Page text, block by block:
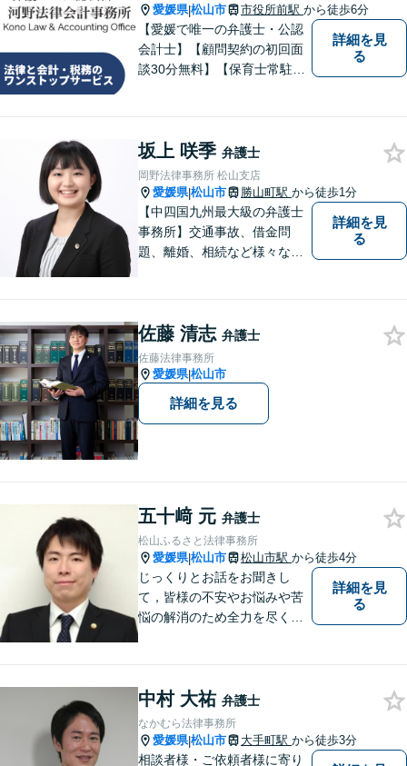
愛媛県|松山市 市役所前駅 から徒歩6分
【愛媛で唯一の弁護士・公認
会計士】【顧問契約の初回面
談30分無料】【保育士常駐】
せください。
詳細を見
る
坂上 咲季 弁護士
岡野法律事務所 松山支店
愛媛県|松山市 勝山町駅 から徒歩1分
【中四国九州最大級の弁護士
事務所】交通事故、借金問
題、離婚、相続など様々な問
い！
詳細を見
る
佐藤 清志 弁護士
佐藤法律事務所
愛媛県|松山市
詳細を見る
五十﨑 元 弁護士
松山ふるさと法律事務所
愛媛県|松山市 松山市駅 から徒歩4分
じっくりとお話をお聞きし
て，皆様の不安やお悩みや苦
悩の解消のため全力を尽くし
詳細を見
る
中村 大祐 弁護士
なかむら法律事務所
愛媛県|松山市 大手町駅 から徒歩3分
相談者様・ご依頼者様に寄り